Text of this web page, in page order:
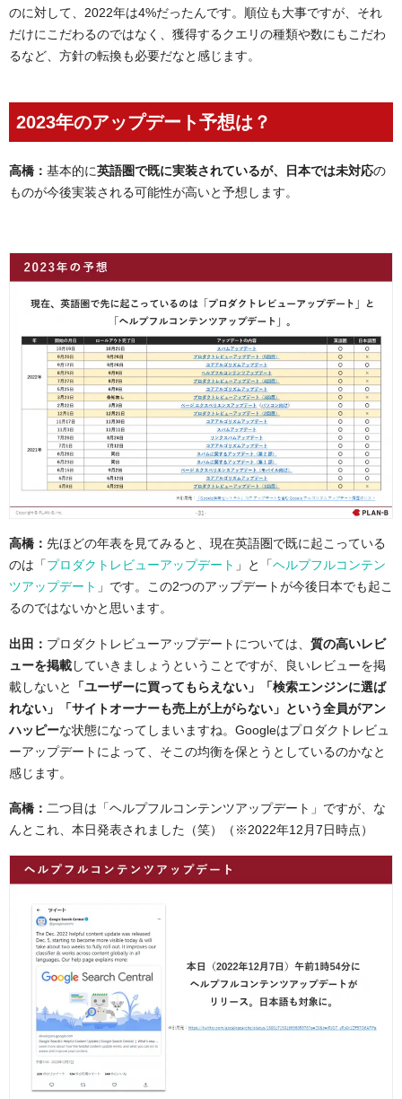
のに対して、2022年は4%だったんです。順位も大事ですが、それ
だけにこだわるのではなく、獲得するクエリの種類や数にもこだわ
るなど、方針の転換も必要だなと感じます。
2023年のアップデート予想は？
高橋： 基本的に英語圏で既に実装されているが、日本では未対応の
ものが今後実装される可能性が高いと予想します。
高橋： 先ほどの年表を見てみると、現在英語圏で既に起こっている
のは「プロダクトレビューアップデート 」と「ヘルプフルコンテン
ツアップデート 」です。この2つのアップデートが今後日本でも起こ
るのではないかと思います。
出田： プロダクトレビューアップデートについては、 質の高いレビ
ューを掲載していきましょうということですが、良いレビューを掲
載しないと
「ユーザーに買ってもらえない」「検索エンジンに選ば
れない」「サイトオーナーも売上が上がらない」という全員がアン
ハッピーな状態になってしまいますね。Googleはプロダクトレビュ
ーアップデートによって、そこの均衡を保とうとしているのかなと
感じます。
高橋： 二つ目は「ヘルプフルコンテンツアップデート」ですが、な
んとこれ、本日発表されました（笑）（※2022年12月7日時点）